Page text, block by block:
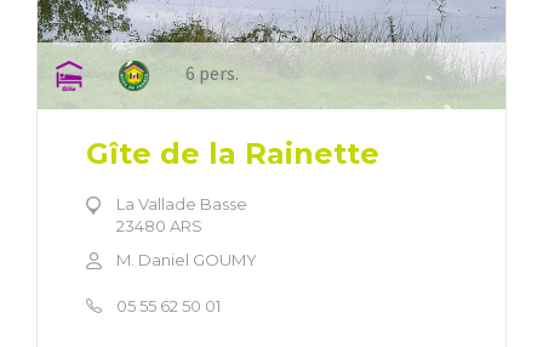
6 pers.
Gîte de la Rainette
La Vallade Basse
23480 ARS
M. Daniel GOUMY
05 55 62 50 01